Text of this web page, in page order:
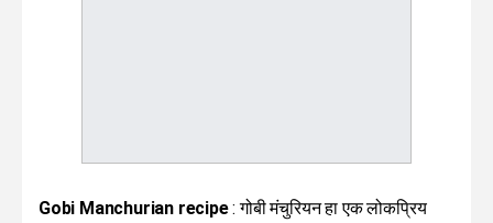
Gobi Manchurian recipe: गोबी मंचुरियन हा एक लोकप्रिय